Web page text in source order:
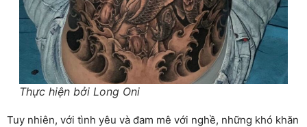
Thực hiện bởi Long Oni
Tuy nhiên, với tình yêu và đam mê với nghề, những khó khăn